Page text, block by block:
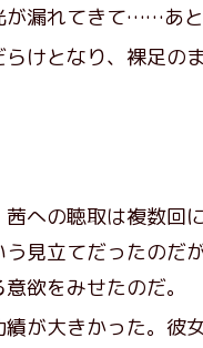
が漏れてきて……あ
けとなり、裸足の
への聴取は複数回
見立てだったのだ
欲をみせたのだ。
が大きかった。彼